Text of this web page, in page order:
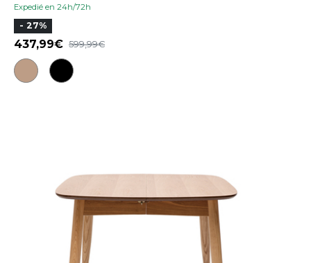
Expedié en 24h/72h
- 27%
437,99 599,99